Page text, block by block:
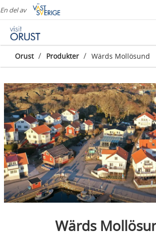
En del av
Orust / Produkter / Wärds Mollösund
Wärds